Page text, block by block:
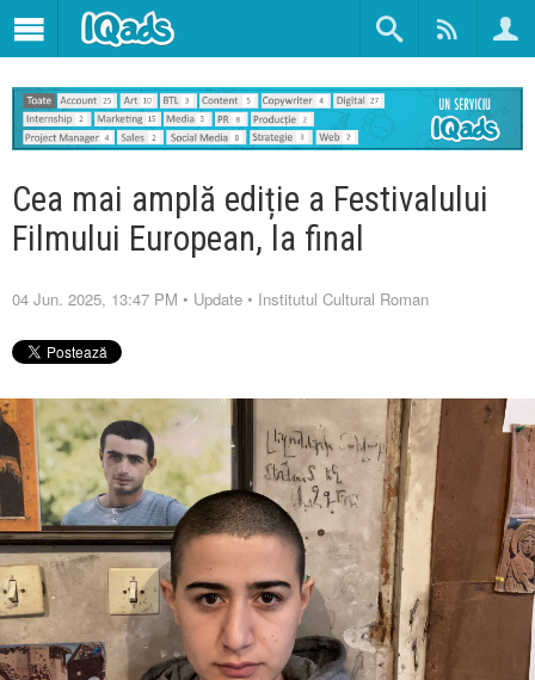
Cea mai amplă ediție a Festivalului
Filmului European, la final
04 Jun. 2025, 13:47 PM • Update • Institutul Cultural Roman